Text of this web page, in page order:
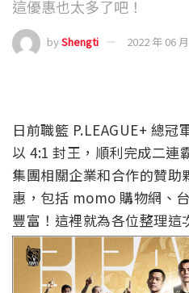
這優惠也太多了吧！
byShengti 2022 年 06
日前職籃 P.LEAGUE+ 總
以 4:1 封王，順利完成二連
集團相關企業和合作的贊助
惠，包括 momo 購物網、
豐富！這裡就為各位整理這